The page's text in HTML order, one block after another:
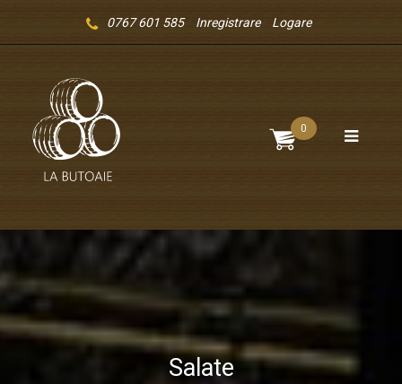
0767 601 585 Inregistrare Logare
0
Salate